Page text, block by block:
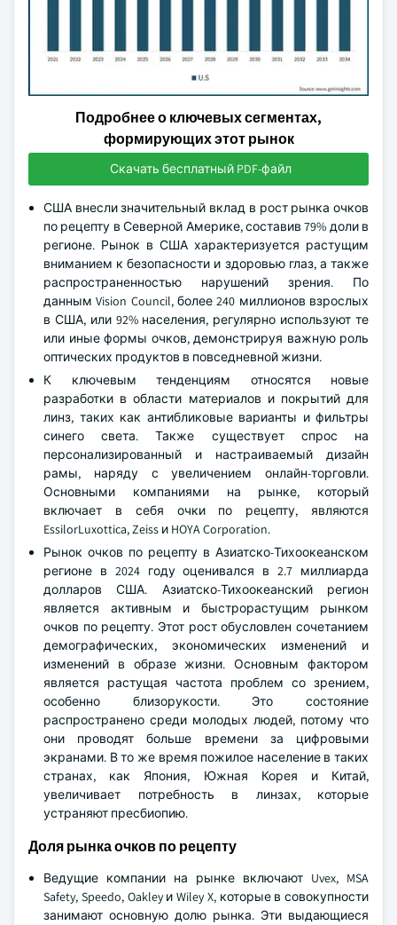
Подробнее о ключевых сегментах,
формирующих этот рынок
Скачать бесплатный PDF-файл
США внесли значительный вклад в рост рынка очков
по рецепту в Северной Америке, составив 79% доли в
регионе. Рынок в США характеризуется растущим
вниманием к безопасности и здоровью глаз, а также
распространенностью нарушений зрения. По
данным Vision Council, более 240 миллионов взрослых
в США, или 92% населения, регулярно используют те
или иные формы очков, демонстрируя важную роль
оптических продуктов в повседневной жизни.
К ключевым тенденциям относятся новые
разработки в области материалов и покрытий для
линз, таких как антибликовые варианты и фильтры
синего света. Также существует спрос на
персонализированный и настраиваемый дизайн
рамы, наряду с увеличением онлайн-торговли.
Основными компаниями на рынке, который
включает в себя очки по рецепту, являются
EssilorLuxottica, Zeiss и HOYA Corporation.
Рынок очков по рецепту в Азиатско-Тихоокеанском
регионе в 2024 году оценивался в 2.7 миллиарда
долларов США. Азиатско-Тихоокеанский регион
является активным и быстрорастущим рынком
очков по рецепту. Этот рост обусловлен сочетанием
демографических, экономических изменений и
изменений в образе жизни. Основным фактором
является растущая частота проблем со зрением,
особенно близорукости. Это состояние
распространено среди молодых людей, потому что
они проводят больше времени за цифровыми
экранами. В то же время пожилое население в таких
странах, как Япония, Южная Корея и Китай,
увеличивает потребность в линзах, которые
устраняют пресбиопию.
Доля рынка очков по рецепту
Ведущие компании на рынке включают Uvex, MSA
Safety, Speedo, Oakley и Wiley X, которые в совокупности
занимают основную долю рынка. Эти выдающиеся